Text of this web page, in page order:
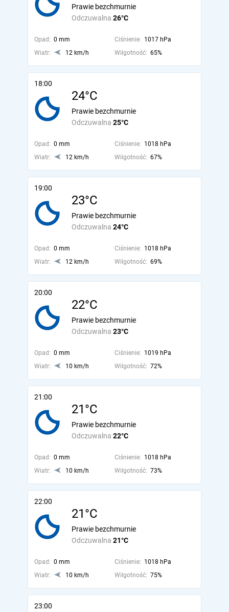
Odczuwalna 26°C
Prawie bezchmurnie
Opad: 0 mm Ciśnienie: 1017 hPa
Wiatr:
12 km/h Wilgotność: 65%
18:00
24°C
Odczuwalna 25°C
Prawie bezchmurnie
Opad: 0 mm Ciśnienie: 1018 hPa
Wiatr:
12 km/h Wilgotność: 67%
19:00
23°C
Odczuwalna 24°C
Prawie bezchmurnie
Opad: 0 mm Ciśnienie: 1018 hPa
Wiatr:
12 km/h Wilgotność: 69%
20:00
22°C
Odczuwalna 23°C
Prawie bezchmurnie
Opad: 0 mm Ciśnienie: 1019 hPa
Wiatr:
10 km/h Wilgotność: 72%
21:00
21°C
Odczuwalna 22°C
Prawie bezchmurnie
Opad: 0 mm Ciśnienie: 1018 hPa
Wiatr:
10 km/h Wilgotność: 73%
22:00
21°C
Odczuwalna 21°C
Prawie bezchmurnie
Opad: 0 mm Ciśnienie: 1018 hPa
Wiatr:
10 km/h Wilgotność: 75%
23:00